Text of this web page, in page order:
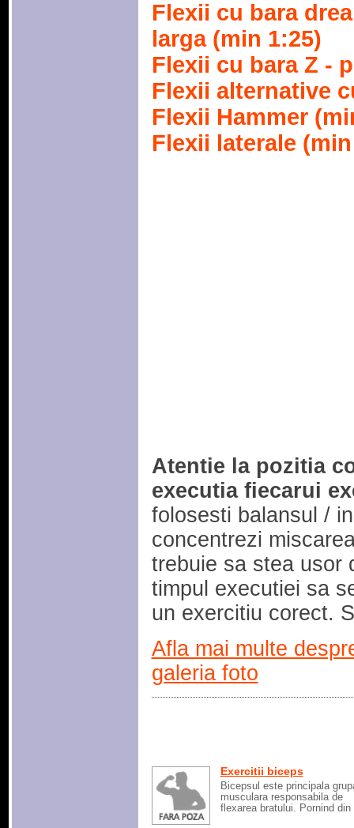
Flexii cu bara
larga (min 1:25)
Flexii cu bara Z -
Flexii alternative
Flexii Hammer
Flexii laterale
Atentie la pozitia
executia fiecarui
folosesti balansul /
concentrezi
trebuie sa stea usor
timpul executiei sa
un exercitiu corect.
Afla mai multe
galeria foto
Exercitii biceps
Bicepsul este principala
musculara responsabila de
flexarea bratului. Pornind din